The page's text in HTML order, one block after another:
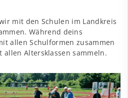
mit den Schulen im Landkreis
Während deins
allen Schulformen zusammen
Altersklassen sammeln.